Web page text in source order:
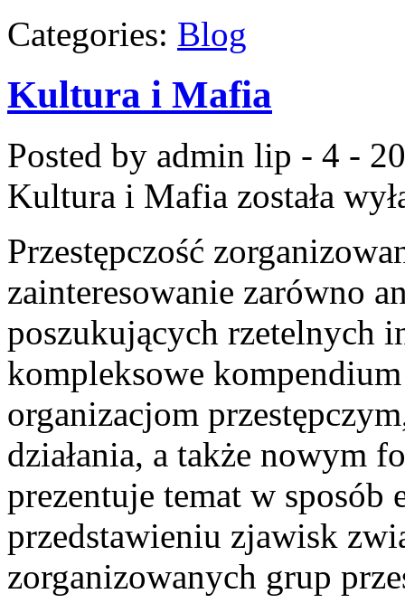
Categories: Blog
Kultura i Mafia
Posted by admin lip - 4 -
Kultura i Mafia została
Przestępczość
zainteresowanie zarówno
poszukujących rzetelnych
kompleksowe
organizacjom
działania, a także nowym
prezentuje temat w sposób
przedstawieniu zjawisk
zorganizowanych grup